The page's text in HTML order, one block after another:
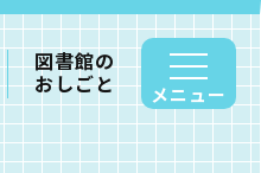
図書館の
おしごと メニュー